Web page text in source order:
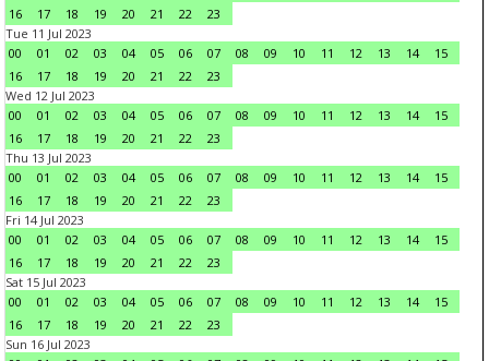
16
17 18 19 20 21 22
23
Tue 11 Jul 2023
00
01 02 03 04 05 06 07 08 09 10 11 12 13 14
15
16
17 18 19 20 21 22
23
Wed 12 Jul 2023
00
01 02 03 04 05 06 07 08 09 10 11 12 13 14
15
16
17 18 19 20 21 22
23
Thu 13 Jul 2023
00
01 02 03 04 05 06 07 08 09 10 11 12 13 14
15
16
17 18 19 20 21 22
23
Fri 14 Jul 2023
00
01 02 03 04 05 06 07 08 09 10 11 12 13 14
15
16
17 18 19 20 21 22
23
Sat 15 Jul 2023
00
01 02 03 04 05 06 07 08 09 10 11 12 13 14
15
16
17 18 19 20 21 22
23
Sun 16 Jul 2023